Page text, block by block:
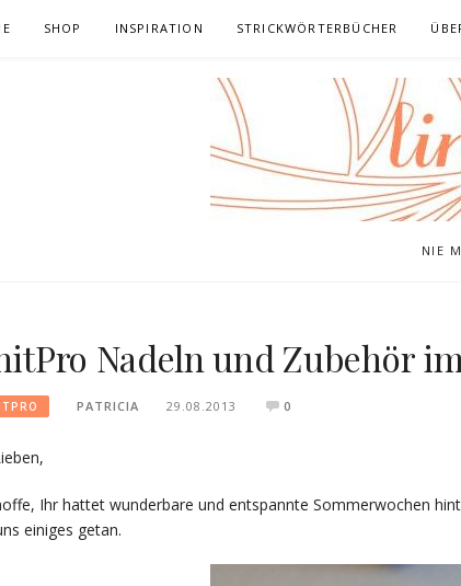
SHOP INSPIRATION STRICKWÖRTERBÜCHER
NIE
Nadeln und Zubehör
PATRICIA 29.08.2013 0
Ihr hattet wunderbare und entspannte Sommerwochen
einiges getan.